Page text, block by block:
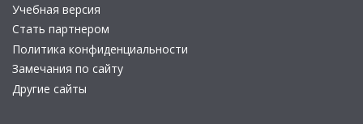
Учебная версия
Стать партнером
Политика конфиденциальности
Замечания по сайту
Другие сайты